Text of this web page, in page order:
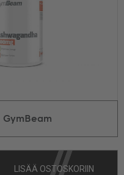
GymBeam
Ashwagandha 500 mg,
LISÄÄ OSTOSKORIIN